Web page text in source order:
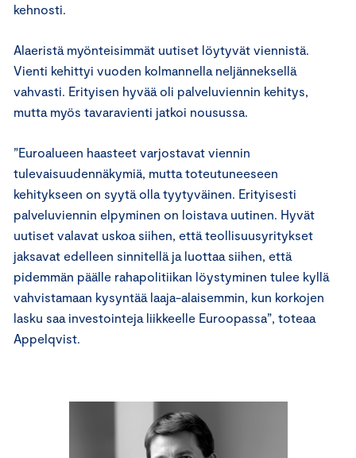
kehnosti.
Alaeristä myönteisimmät uutiset löytyvät viennistä.
Vienti kehittyi vuoden kolmannella neljänneksellä
vahvasti. Erityisen hyvää oli palveluviennin kehitys,
mutta myös tavaravienti jatkoi nousussa.
”Euroalueen haasteet varjostavat viennin
tulevaisuudennäkymiä, mutta toteutuneeseen
kehitykseen on syytä olla tyytyväinen. Erityisesti
palveluviennin elpyminen on loistava uutinen. Hyvät
uutiset valavat uskoa siihen, että teollisuusyritykset
jaksavat edelleen sinnitellä ja luottaa siihen, että
pidemmän päälle rahapolitiikan löystyminen tulee kyllä
vahvistamaan kysyntää laaja-alaisemmin, kun korkojen
lasku saa investointeja liikkeelle Euroopassa”, toteaa
Appelqvist.